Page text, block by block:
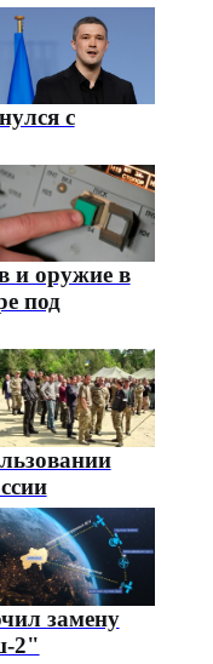
с
и оружие в
под
замену
2"